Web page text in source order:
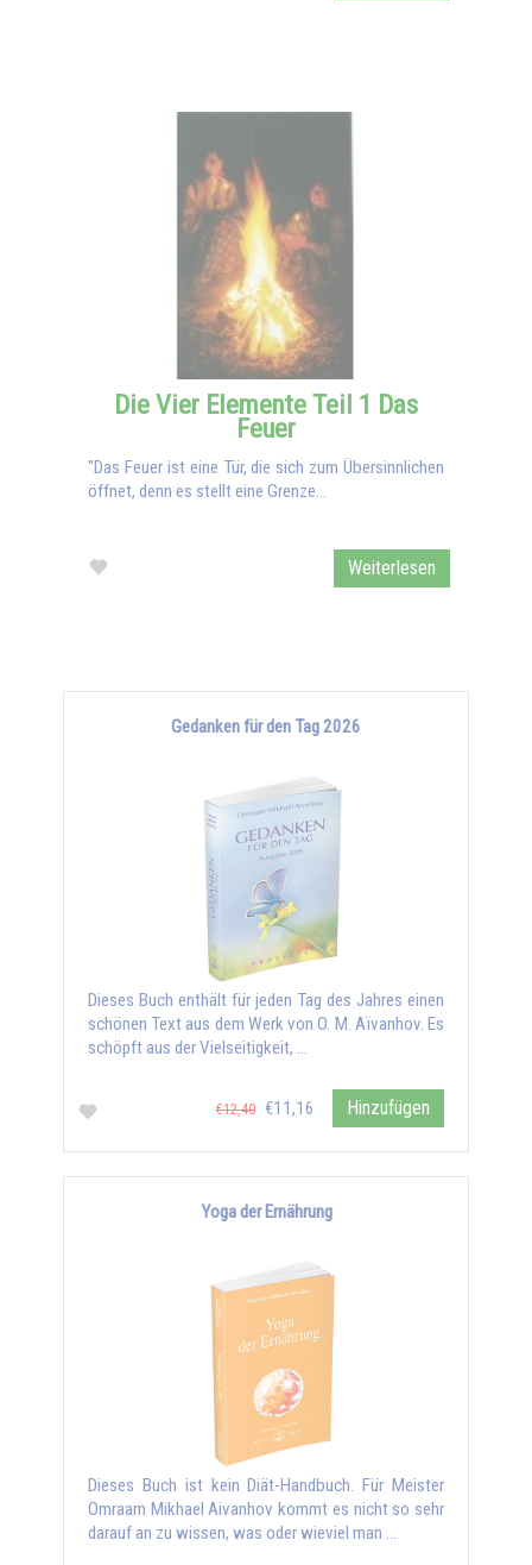
Die Vier Elemente Teil 1 Das
Feuer
"Das Feuer ist eine Tür, die sich zum Übersinnlichen
öffnet, denn es stellt eine Grenze...
Weiterlesen
Gedanken für den Tag 2026
Dieses Buch enthält für jeden Tag des Jahres einen
schönen Text aus dem Werk von O. M. Aïvanhov. Es
schöpft aus der Vielseitigkeit, …
€12,40 €11,16 Hinzufügen
Yoga der Ernährung
Dieses Buch ist kein Diät-Handbuch. Für Meister
Omraam Mikhael Aivanhov kommt es nicht so sehr
darauf an zu wissen, was oder wieviel man …